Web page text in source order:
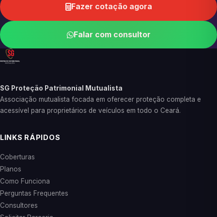
Fazer cotação agora
Falar com consultor
SG Proteção Patrimonial Mutualista
Associação mutualista focada em oferecer proteção completa e
acessível para proprietários de veículos em todo o Ceará.
LINKS RÁPIDOS
Coberturas
Planos
Como Funciona
Perguntas Frequentes
Consultores